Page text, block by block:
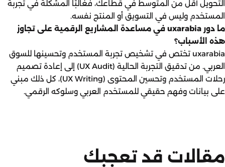
التحويل أقل من المتوسط في قطاعك، فغالبًا المشكلة في تجربة
المستخدم وليس في التسويق أو المنتج نفسه.
ما دور uxarabia في مساعدة المشاريع الرقمية على تجاوز
هذه الأسباب؟
uxarabia تختص في تشخيص تجربة المستخدم وتحسينها للسوق
العربي. من تدقيق التجربة الحالية (UX Audit)
إلى إعادة تصميم
رحلات المستخدم وتحسين المحتوى (UX Writing)، كل ذلك مبني
على بيانات وفهم حقيقي للمستخدم العربي وسلوكه الرقمي.
مقالات قد تعجبك